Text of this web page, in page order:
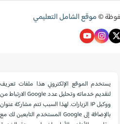
©موقع الشامل التعليمي
يستخدم الموقع الإلكتروني هذا ملفات تعريف
الارتباط من Google لتقديم خدماته وتحليل عدد
الزيارات. لهذا السبب تتم مشاركة عنوان IP ووكيل
المستخدم التابعين لك مع Google بالإضافة إلى